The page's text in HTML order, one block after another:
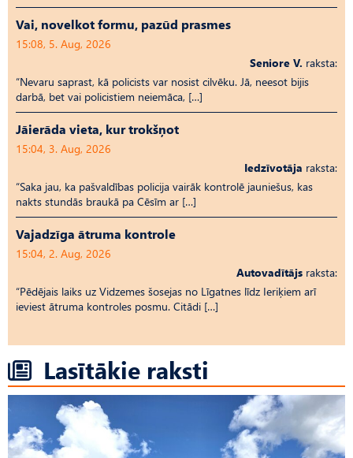
Vai, novelkot formu, pazūd prasmes
15:08, 5. Aug, 2026
Seniore V. raksta:
“Nevaru saprast, kā policists var nosist cilvēku. Jā, neesot bijis
darbā, bet vai policistiem neiemāca, […]
Jāierāda vieta, kur trokšņot
15:04, 3. Aug, 2026
Iedzīvotāja raksta:
“Saka jau, ka pašvaldības policija vairāk kontrolē jauniešus, kas
nakts stundās braukā pa Cēsīm ar […]
Vajadzīga ātruma kontrole
15:04, 2. Aug, 2026
Autovadītājs raksta:
“Pēdējais laiks uz Vid­ze­mes šosejas no Līgatnes līdz Ieriķiem arī
ieviest ātruma kontroles posmu. Citādi […]
Lasītākie raksti